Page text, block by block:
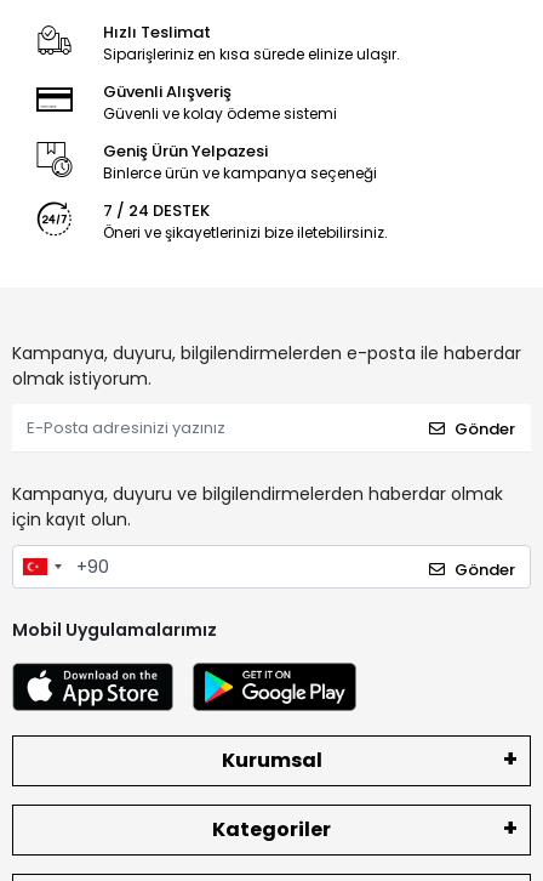
Hızlı Teslimat
Siparişleriniz en kısa sürede elinize ulaşır.
Güvenli Alışveriş
Güvenli ve kolay ödeme sistemi
Geniş Ürün Yelpazesi
Binlerce ürün ve kampanya seçeneği
7 / 24 DESTEK
Öneri ve şikayetlerinizi bize iletebilirsiniz.
Kampanya, duyuru, bilgilendirmelerden e-posta ile haberdar
olmak istiyorum.
Gönder
Kampanya, duyuru ve bilgilendirmelerden haberdar olmak
için kayıt olun.
Gönder
Mobil Uygulamalarımız
Kurumsal
Kategoriler